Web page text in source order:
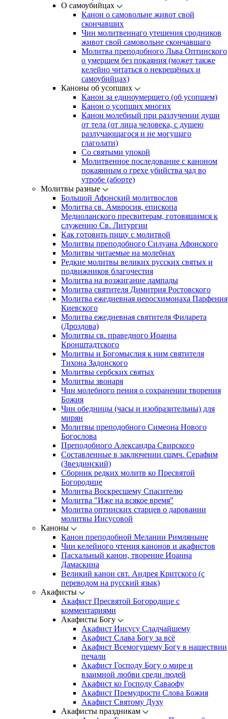
О самоубийцах
Канон о самовольне живот свой
скончавших
Чин молитвеннаго утешения сродников
живот свой самовольне скончавшаго
Молитва преподобного Льва Оптинского
о умершем без покаяния (может также
келейно читаться о некрещёных и
самоубийцах)
Каноны об усопших
Канон за единоумершего (об усопшем)
Канон о усопших многих
Канон молебный при разлучении души
от тела (от лица человека, с душею
разлучающагося и не могущаго
глаголати)
Со святыми упокой
Молитвенное последование с каноном
покаянным о грехе убийства чад во
утробе (аборте)
Молитвы разные
Большой Афонский молитвослов
Молитва св. Амвросия, епископа
Медиоланского пресвитерам, готовящимся к
служению Св. Литургии
Как готовить пищу с молитвой
Молитвы преподобного Силуана Афонского
Молитвы читаемые на молебнах
Редкие молитвы великих русских святых и
подвижников благочестия
Молитва на возжигание лампады
Молитва святителя Димитрия Ростовского
Молитва ежедневная иеросхимонаха Парфения
Киевского
Молитва ежедневная святителя Филарета
(Дроздова)
Молитвы св. праведного Иоанна
Кронштадтского
Молитвы и Богомыслия к ним святителя
Тихона Задонского
Молитвы сербских святых
Молитвы звонаря
Чин молебного пения о сохранении творения
Божия
Чин обедницы (часы и изобразительны) для
мирян
Молитвы преподобного Симеона Нового
Богослова
Преподобного Александра Свирского
Составленные в заключении сщмч. Серафим
(Звездинский)
Сборник редких молитв ко Пресвятой
Богородице
Молитва Воскресшему Спасителю
Молитва "Иже на всякое время"
Молитва оптинских старцев о даровании
молитвы Иисусовой
Каноны
Канон преподобной Мелании Римляныне
Чин келейного чтения канонов и акафистов
Пасхальный канон, творение Иоанна
Дамаскина
Великий канон свт. Андрея Критского (с
переводом на русский язык)
Акафисты
Акафист Пресвятой Богородице с
комментариями
Акафисты Богу
Акафист Иисусу Сладчайшему
Акафист Слава Богу за всё
Акафист Всемогущему Богу в нашествии
печали
Акафист Господу Богу о мире и
взаимной любви среди людей
Акафист ко Господу Саваофу
Акафист Премудрости Слова Божия
Акафист Святому Духу
Акафисты праздникам